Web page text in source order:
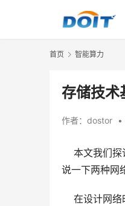
首页 智能算力
存储技术
作者： dostor •
本文我们探
说一下两种网
在设计网络